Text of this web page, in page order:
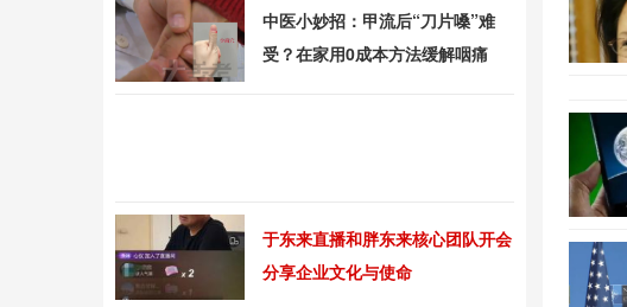
中医小妙招：甲流后“刀片嗓”难
受？在家用0成本方法缓解咽痛
于东来直播和胖东来核心团队开会
分享企业文化与使命